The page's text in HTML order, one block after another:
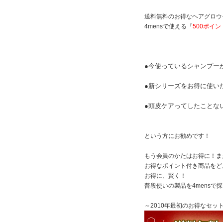
送料無料のお得なヘアグロ
4mensで使える『500ポイン
●今使っているシャンプ
●新シリーズをお得に使い
●頭皮ケアってしたこと
という方にお勧めです！
もう会員のかたはお得に！
お得なポイント付き商品を
お得に、賢く！
普段使いの製品を4mensで
～2010年最初のお得なセッ